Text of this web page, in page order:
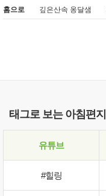
홈으로 깊은산속 옹달샘
태그로 보는 아침편지
유튜브
#힐링